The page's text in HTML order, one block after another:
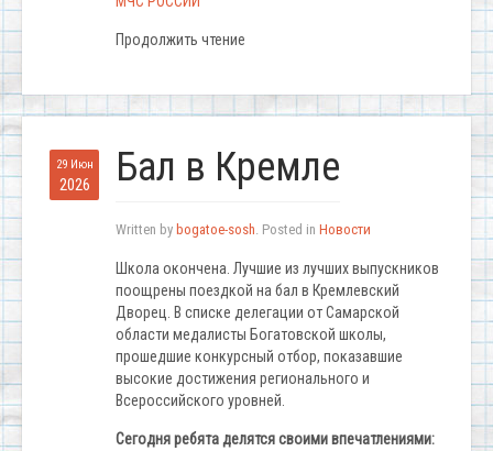
Продолжить чтение
29 Июн
2026 Бал в Кремле
Written by bogatoe-sosh. Posted in Новости
Школа окончена. Лучшие из лучших выпускников
поощрены поездкой на бал в Кремлевский
Дворец. В списке делегации от Самарской
области медалисты Богатовской школы,
прошедшие конкурсный отбор, показавшие
высокие достижения регионального и
Всероссийского уровней.
Сегодня ребята делятся своими впечатлениями: